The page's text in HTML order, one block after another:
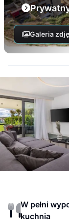
Galeria
W pełni
kuchnia